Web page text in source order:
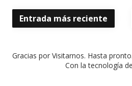
Entrada más reciente
Gracias por Visitarnos. Hasta
Con la tecnología de